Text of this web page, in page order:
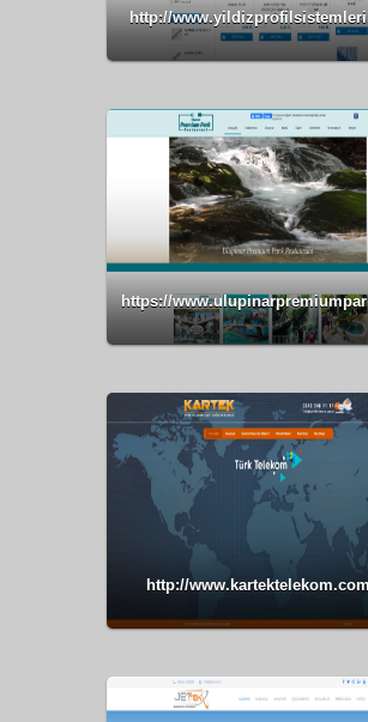
http://
https://
http://